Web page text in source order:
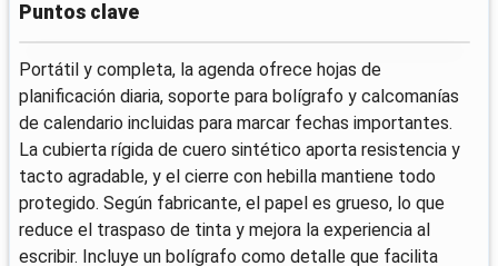
Puntos clave
Portátil y completa, la agenda ofrece hojas de
planificación diaria, soporte para bolígrafo y calcomanías
de calendario incluidas para marcar fechas importantes.
La cubierta rígida de cuero sintético aporta resistencia y
tacto agradable, y el cierre con hebilla mantiene todo
protegido. Según fabricante, el papel es grueso, lo que
reduce el traspaso de tinta y mejora la experiencia al
escribir. Incluye un bolígrafo como detalle que facilita